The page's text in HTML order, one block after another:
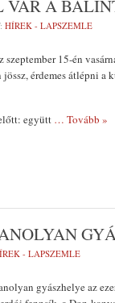
A
HÍREK - LAPSZEMLE
szeptember 15-én
érdemes átlépni a
együtt … Tovább »
- LAPSZEMLE
gyászhelye az